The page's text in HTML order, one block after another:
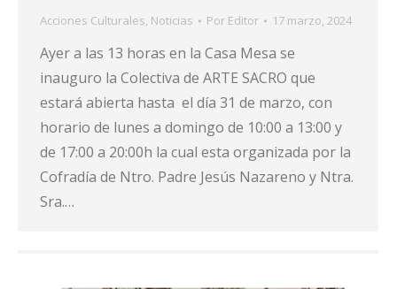
Acciones Culturales, Noticias Por Editor 17 marzo, 2024
Ayer a las 13 horas en la Casa Mesa se
inauguro la Colectiva de ARTE SACRO que
estará abierta hasta el día 31 de marzo, con
horario de lunes a domingo de 10:00 a 13:00 y
de 17:00 a 20:00h la cual esta organizada por la
Cofradía de Ntro. Padre Jesús Nazareno y Ntra.
Sra.…